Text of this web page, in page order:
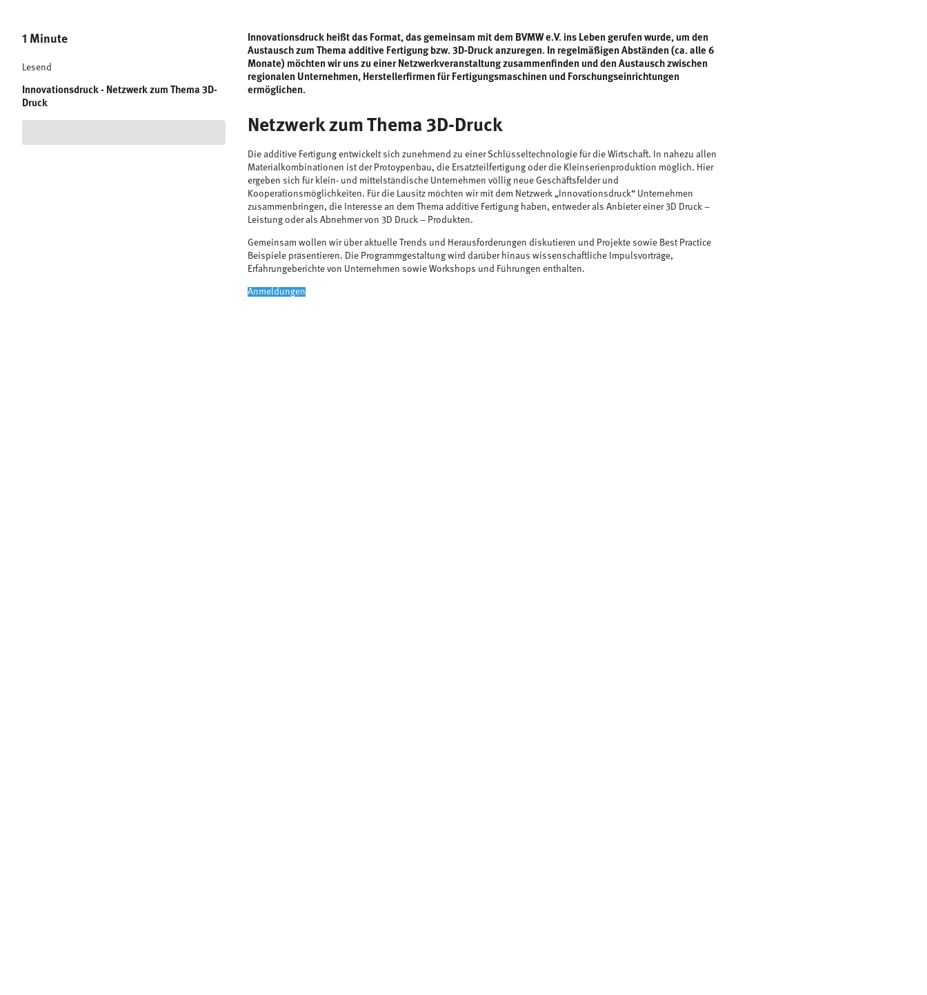
1 Minute
Lesend
Innovationsdruck - Netzwerk zum Thema 3D-
Druck
Innovationsdruck heißt das Format, das gemeinsam mit dem BVMW e.V. ins Leben gerufen wurde, um den
Austausch zum Thema additive Fertigung bzw. 3D-Druck anzuregen. In regelmäßigen Abständen (ca. alle 6
Monate) möchten wir uns zu einer Netzwerkveranstaltung zusammenfinden und den Austausch zwischen
regionalen Unternehmen, Herstellerfirmen für Fertigungsmaschinen und Forschungseinrichtungen
ermöglichen.
Netzwerk zum Thema 3D-Druck
Die additive Fertigung entwickelt sich zunehmend zu einer Schlüsseltechnologie für die Wirtschaft. In nahezu allen
Materialkombinationen ist der Protoypenbau, die Ersatzteilfertigung oder die Kleinserienproduktion möglich. Hier
ergeben sich für klein- und mittelständische Unternehmen völlig neue Geschäftsfelder und
Kooperationsmöglichkeiten. Für die Lausitz möchten wir mit dem Netzwerk „Innovationsdruck“ Unternehmen
zusammenbringen, die Interesse an dem Thema additive Fertigung haben, entweder als Anbieter einer 3D Druck –
Leistung oder als Abnehmer von 3D Druck – Produkten.
Gemeinsam wollen wir über aktuelle Trends und Herausforderungen diskutieren und Projekte sowie Best Practice
Beispiele präsentieren. Die Programmgestaltung wird darüber hinaus wissenschaftliche Impulsvorträge,
Erfahrungeberichte von Unternehmen sowie Workshops und Führungen enthalten.
Anmeldungen